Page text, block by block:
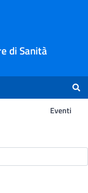
di Sanità
Eventi
-